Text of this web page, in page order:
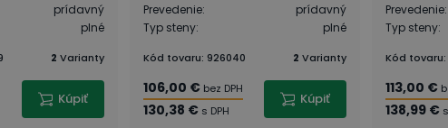
prídavný
plné
2 Varianty
Kúpiť
Prevedenie:
prídavný
Typ steny: plné
Kód tovaru:926040 2 Varianty
106,00 € bez DPH
130,38 € s DPH
Kúpiť
Prevedenie:
Typ steny:
Kód tovaru:
113,00 €
138,99 €